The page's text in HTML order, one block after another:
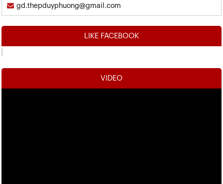
gd.thepduyphuong@gmail.com
LIKE FACEBOOK
VIDEO